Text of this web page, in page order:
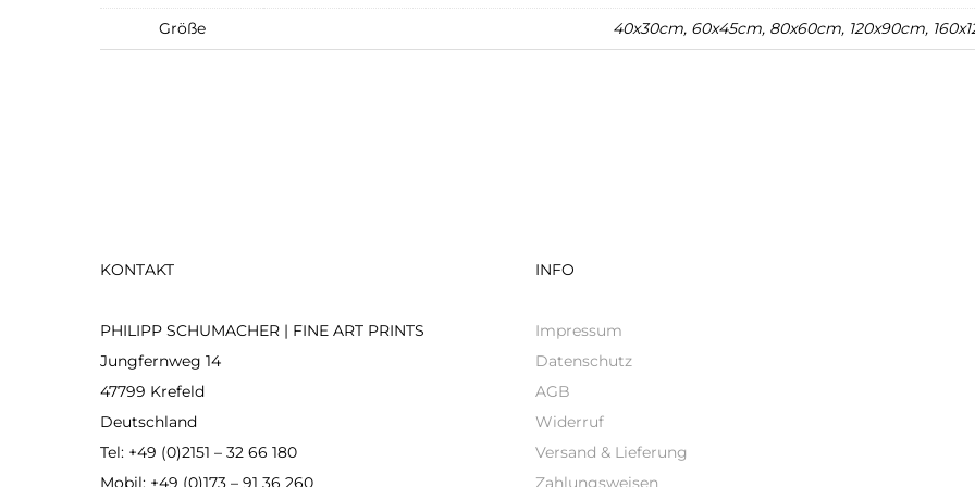
Größe 40x30cm, 60x45cm, 80x60cm, 120x90cm,
KONTAKT
PHILIPP SCHUMACHER | FINE ART PRINTS
Jungfernweg 14
47799 Krefeld
Deutschland
Tel: +49 (0)2151 – 32 66 180
INFO
Impressum
Datenschutz
AGB
Widerruf
Versand & Lieferung